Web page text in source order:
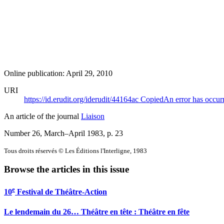
Online publication: April 29, 2010
URI
https://id.erudit.org/iderudit/44164ac CopiedAn error has
An article of the journal Liaison
Number 26, March–April 1983, p. 23
Tous droits réservés © Les Éditions l'Interligne, 1983
Browse the articles in this issue
10e Festival de Théâtre-Action
Le lendemain du 26… Théâtre en tête : Théâtre en fête